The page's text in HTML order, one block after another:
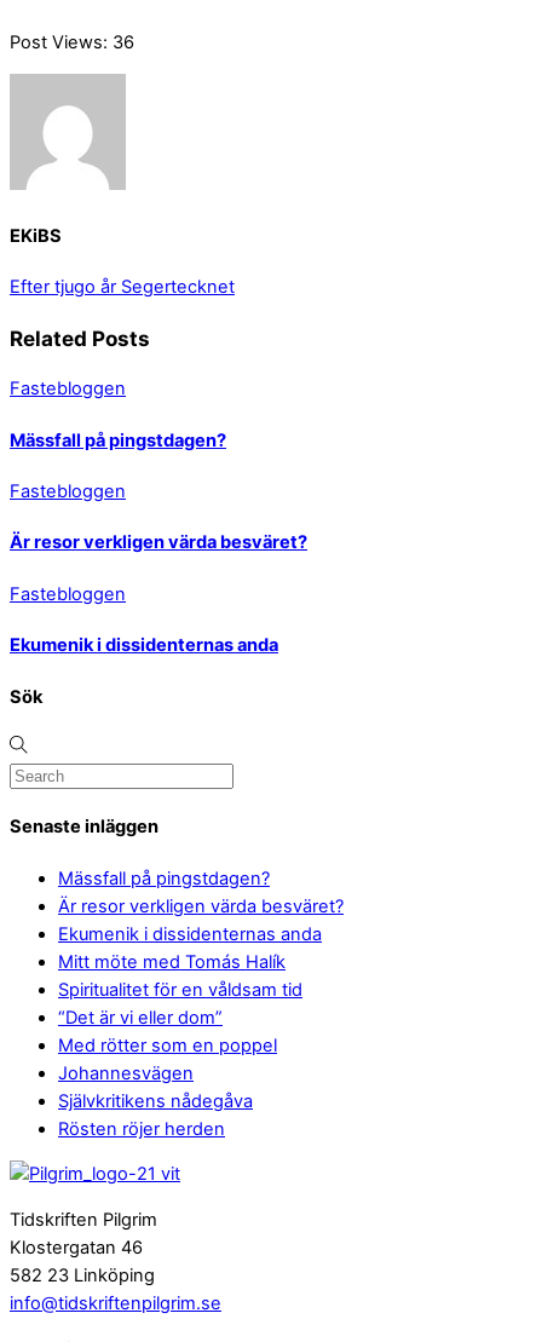
Post Views: 36
EKiBS
Efter tjugo år Segertecknet
Related Posts
Fastebloggen
Mässfall på pingstdagen?
Fastebloggen
Är resor verkligen värda besväret?
Fastebloggen
Ekumenik i dissidenternas anda
Sök
Senaste inläggen
Mässfall på pingstdagen?
Är resor verkligen värda besväret?
Ekumenik i dissidenternas anda
Mitt möte med Tomás Halík
Spiritualitet för en våldsam tid
“Det är vi eller dom”
Med rötter som en poppel
Johannesvägen
Självkritikens nådegåva
Rösten röjer herden
Tidskriften Pilgrim
Klostergatan 46
582 23 Linköping
info@tidskriftenpilgrim.se